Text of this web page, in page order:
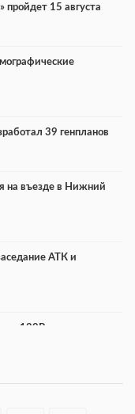
пройдет 15 августа
39 генпланов
на въезде в Нижний
АТК и
120Р»
лесного